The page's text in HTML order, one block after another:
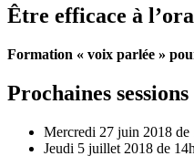
Être efficace à
Formation « voix parlée »
Prochaines sessions
Mercredi 27 juin 2018 de
Jeudi 5 juillet 2018 de